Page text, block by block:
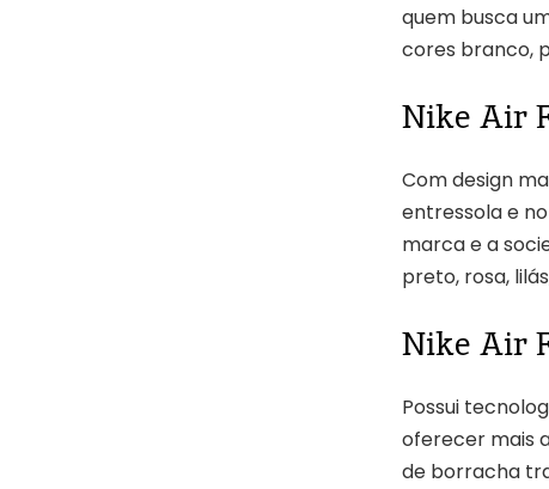
quem busca
cores branco,
Nike Air
Com design
entressola e
marca e a
preto, rosa,
Nike Air
Possui
oferecer mais
de borracha